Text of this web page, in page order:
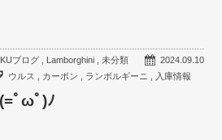
2024.09.10
KUブログ, Lamborghini, 未分類
ウルス
カーボン ランボルギーニ 入庫情報
ﾟωﾟ)ﾉ